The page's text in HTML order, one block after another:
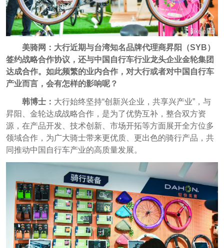
美骑网：大行近期与台湾知名品牌代理商昇阳（SYB）
签约战略合作协议，还与中国自行车行业龙头企业金轮集团
达成合作。如此频繁的业内合作，对大行或者对中国自行车
产业而言，会有怎样的影响呢？
韩博士： 大行始终坚持“创新兴企业，共享兴产业”，与
昇阳、金轮达成战略合作，是为了优势互补，整合双方资
源，在产品开发、技术创新、市场开拓等方面展开全方位多
领域合作，为广大骑士带来更优质、更出色的骑行产品，共
同推动中国自行车产业的高质量发展。